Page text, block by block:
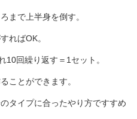
まで上半身を倒す。
ればOK。
10回繰り返す＝1セット。
ことができます。
タイプに合ったやり方ですすめ